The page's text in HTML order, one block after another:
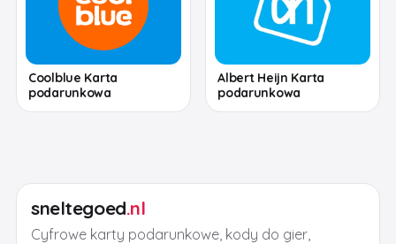
Coolblue Karta
podarunkowa
Albert Heijn Karta
podarunkowa
sneltegoed.nl
Cyfrowe karty podarunkowe, kody do gier,